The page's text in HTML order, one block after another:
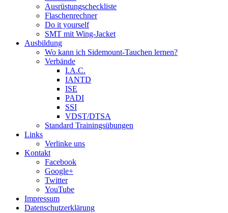
Ausrüstungscheckliste
Flaschenrechner
Do it yourself
SMT mit Wing-Jacket
Ausbildung
Wo kann ich Sidemount-Tauchen lernen?
Verbände
I.A.C.
IANTD
ISE
PADI
SSI
VDST/DTSA
Standard Trainingsübungen
Links
Verlinke uns
Kontakt
Facebook
Google+
Twitter
YouTube
Impressum
Datenschutzerklärung